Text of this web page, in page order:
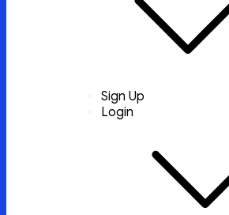
Sign Up
Login